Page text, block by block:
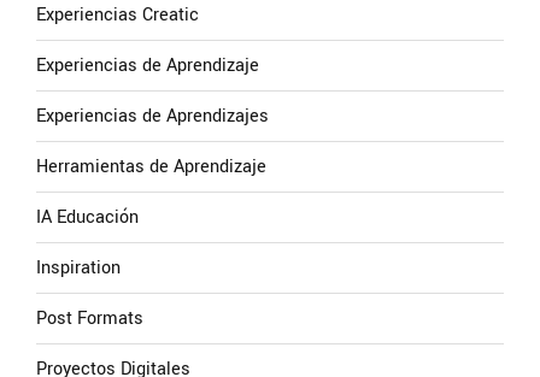
Experiencias Creatic
Experiencias de Aprendizaje
Experiencias de Aprendizajes
Herramientas de Aprendizaje
IA Educación
Inspiration
Post Formats
Proyectos Digitales